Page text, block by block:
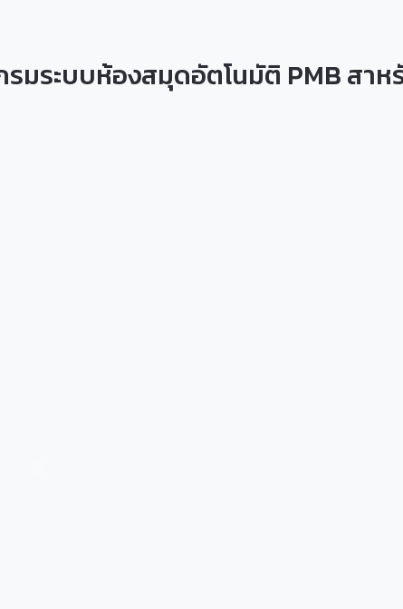
รมระบบห้องสมุดอัตโนมัติ PMB สา